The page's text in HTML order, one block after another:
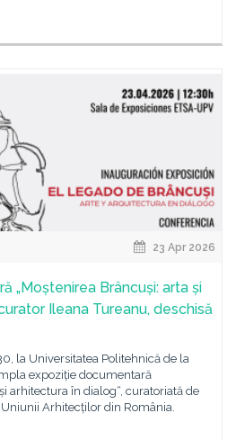
23 Apr 2026
„Moștenirea Brâncuși: arta și
Ileana Tureanu, deschisă
la Universitatea Politehnică de la
expoziție documentară
arhitectura în dialog“, curatoriată de
Arhitecților din România.